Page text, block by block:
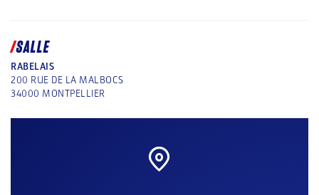
SALLE
RABELAIS
200 RUE DE LA MALBOCS
34000 MONTPELLIER